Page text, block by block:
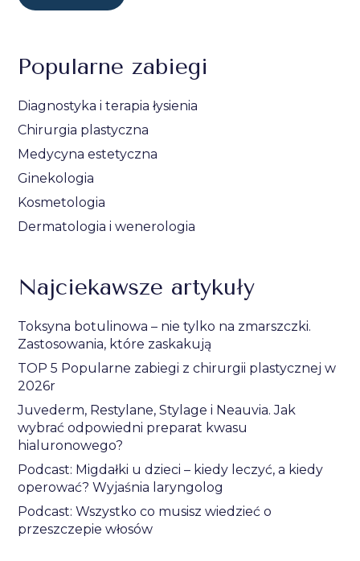
Popularne zabiegi
Diagnostyka i terapia łysienia
Chirurgia plastyczna
Medycyna estetyczna
Ginekologia
Kosmetologia
Dermatologia i wenerologia
Najciekawsze artykuły
Toksyna botulinowa – nie tylko na zmarszczki.
Zastosowania, które zaskakują
TOP 5 Popularne zabiegi z chirurgii plastycznej w
2026r
Juvederm, Restylane, Stylage i Neauvia. Jak
wybrać odpowiedni preparat kwasu
hialuronowego?
Podcast: Migdałki u dzieci – kiedy leczyć, a kiedy
operować? Wyjaśnia laryngolog
Podcast: Wszystko co musisz wiedzieć o
przeszczepie włosów